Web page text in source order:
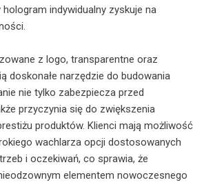
indywidualny zyskuje na
z logo, transparentne oraz
doskonałe narzędzie do budowania
nie tylko zabezpiecza przed
przyczynia się do zwiększenia
produktów. Klienci mają możliwość
wachlarza opcji dostosowanych
i oczekiwań, co sprawia, że
elementem nowoczesnego